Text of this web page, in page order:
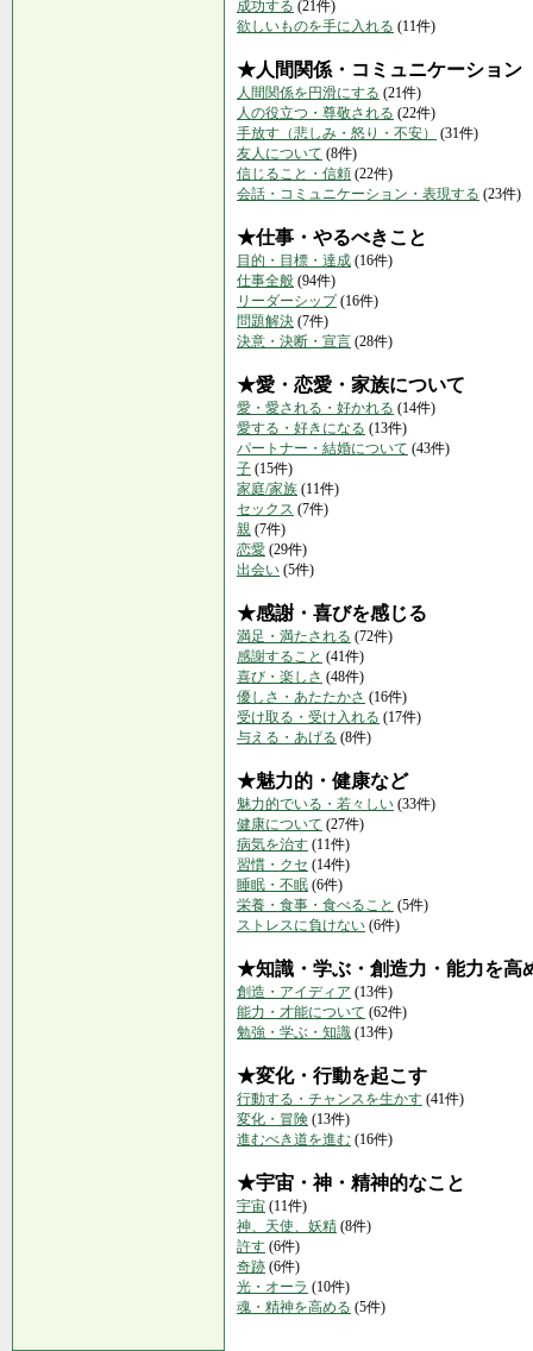
成功する (21件)
欲しいものを手に入れる (11件)
★人間関係・コミュニケーション
人間関係を円滑にする (21件)
人の役立つ・尊敬される (22件)
手放す（悲しみ・怒り・不安）
(31件)
友人について (8件)
信じること・信頼 (22件)
会話・コミュニケーション・表現する (23件)
★仕事・やるべきこと
目的・目標・達成 (16件)
仕事全般 (94件)
リーダーシップ(16件)
問題解決 (7件)
決意・決断・宣言 (28件)
★愛・恋愛・家族について
愛・愛される・好かれる (14件)
愛する・好きになる (13件)
パートナー・結婚について (43件)
子 (15件)
家庭/家族 (11件)
セックス (7件)
親 (7件)
恋愛 (29件)
出会い (5件)
★感謝・喜びを感じる
満足・満たされる (72件)
感謝すること (41件)
喜び・楽しさ (48件)
優しさ・あたたかさ (16件)
受け取る・受け入れる (17件)
与える・あげる (8件)
★魅力的・健康など
魅力的でいる・若々しい (33件)
健康について (27件)
病気を治す (11件)
習慣・クセ (14件)
睡眠・不眠 (6件)
栄養・食事・食べること (5件)
ストレスに負けない (6件)
★知識・学ぶ・創造力・能力を高
創造・アイディア (13件)
能力・才能について (62件)
勉強・学ぶ・知識 (13件)
★変化・行動を起こす
行動する・チャンスを生かす (41件)
変化・冒険 (13件)
進むべき道を進む (16件)
★宇宙・神・精神的なこと
宇宙 (11件)
神、天使、妖精 (8件)
許す (6件)
奇跡 (6件)
光・オーラ (10件)
魂・精神を高める (5件)